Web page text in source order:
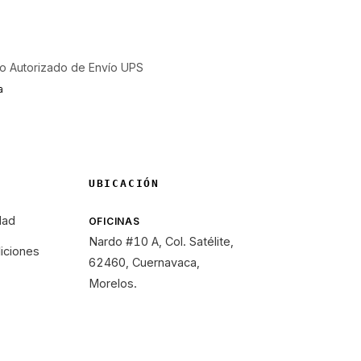
Autorizado de Envío UPS
UBICACIÓN
OFICINAS
Nardo #10 A, Col. Satélite,
62460, Cuernavaca,
Morelos.